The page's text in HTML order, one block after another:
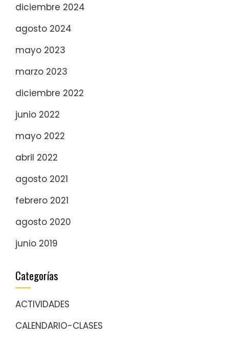
diciembre 2024
agosto 2024
mayo 2023
marzo 2023
diciembre 2022
junio 2022
mayo 2022
abril 2022
agosto 2021
febrero 2021
agosto 2020
junio 2019
Categorías
ACTIVIDADES
CALENDARIO-CLASES